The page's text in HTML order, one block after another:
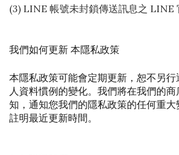
(3) LINE 帳號未封鎖傳送訊息之 LINE
我們如何更新 本隱私政策
本隱私政策可能會定期更新，恕不另行
人資料慣例的變化。我們將在我們的商
知，通知您我們的隱私政策的任何重
註明最近更新時間。